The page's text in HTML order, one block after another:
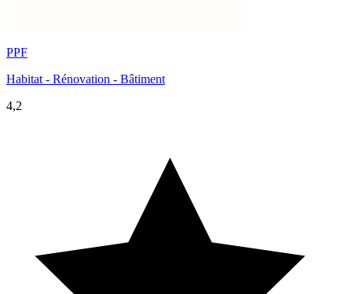
PPF
Habitat - Rénovation - Bâtiment
4,2